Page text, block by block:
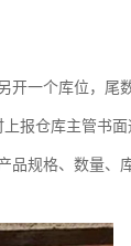
开一个库位，尾
报仓库主管书面
品规格、数量、